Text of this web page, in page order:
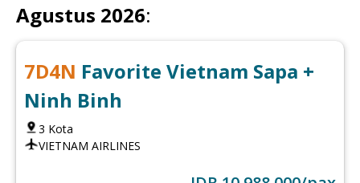
Agustus 2026:
7D4N Favorite Vietnam Sapa +
Ninh Binh
3 Kota
VIETNAM AIRLINES